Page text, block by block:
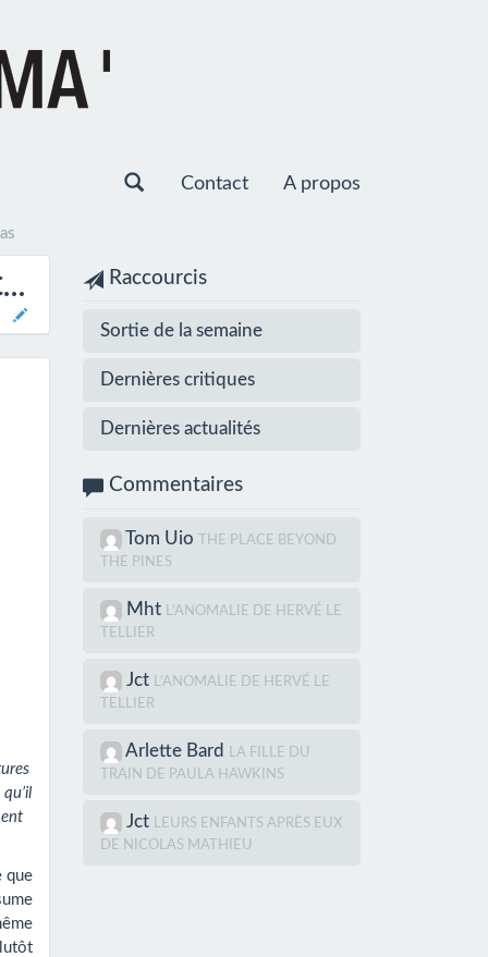
Contact A propos
L'EXTRAORDINAIRE VOYAGE DU FAKIR QUI ETAIT RESTE COINCE DANS UNE ARMOIRE IKEA DE ROMAIN PUÉRTOLAS
que
Raccourcis
Sortie de la semaine
Dernières critiques
Dernières actualités
Commentaires
Tom Uio
THE PLACE BEYOND
THE PINES
Mht
L'ANOMALIE DE HERVÉ LE
TELLIER
Jct
L'ANOMALIE DE HERVÉ LE
TELLIER
Arlette Bard
LA FILLE DU
TRAIN DE PAULA HAWKINS
Jct
LEURS ENFANTS APRÈS EUX
DE NICOLAS MATHIEU